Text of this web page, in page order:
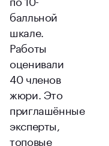
балльной
шкале.
Работы
оценивали
40 членов
жюри. Это
приглашённые
эксперты,
топовые